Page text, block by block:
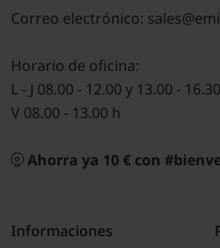
Correo electrónico:
Horario de oficina:
L - J 08.00 - 12.00 y 13.00 -
V 08.00 - 13.00 h
Ahorra ya 10 € con
Informaciones